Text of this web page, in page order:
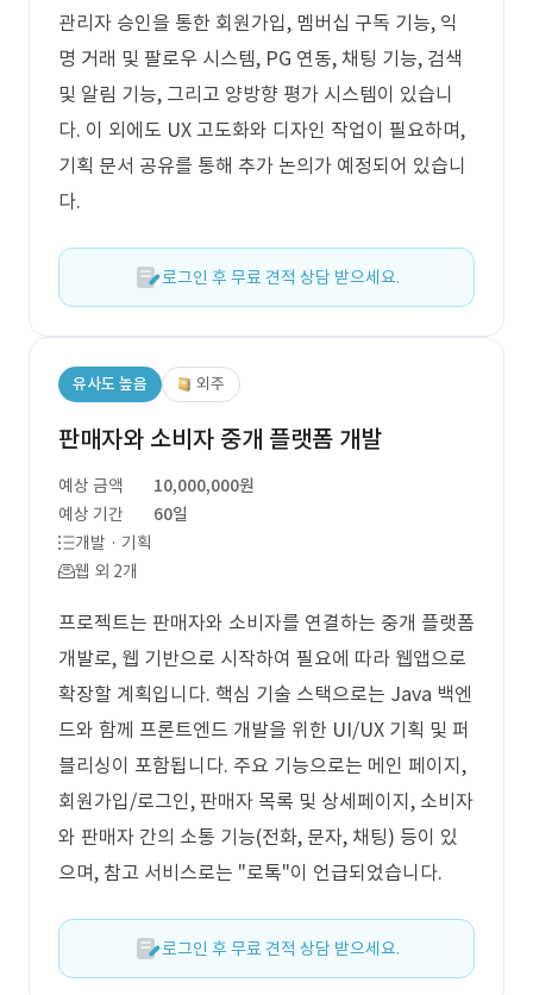
관리자 승인을 통한 회원가입, 멤버십 구독 기능, 익
명 거래 및 팔로우 시스템, PG 연동, 채팅 기능, 검색
및 알림 기능, 그리고 양방향 평가 시스템이 있습니
다. 이 외에도 UX 고도화와 디자인 작업이 필요하며,
기획 문서 공유를 통해 추가 논의가 예정되어 있습니
다.
로그인 후 무료 견적 상담 받으세요.
유사도 높음 외주
판매자와 소비자 중개 플랫폼 개발
예상 금액
10,000,000원
예상 기간
60일
개발 · 기획
웹 외 2개
프로젝트는 판매자와 소비자를 연결하는 중개 플랫폼
개발로, 웹 기반으로 시작하여 필요에 따라 웹앱으로
확장할 계획입니다. 핵심 기술 스택으로는 Java 백엔
드와 함께 프론트엔드 개발을 위한 UI/UX 기획 및 퍼
블리싱이 포함됩니다. 주요 기능으로는 메인 페이지,
회원가입/로그인, 판매자 목록 및 상세페이지, 소비자
와 판매자 간의 소통 기능(전화, 문자, 채팅) 등이 있
으며, 참고 서비스로는 "로톡"이 언급되었습니다.
로그인 후 무료 견적 상담 받으세요.